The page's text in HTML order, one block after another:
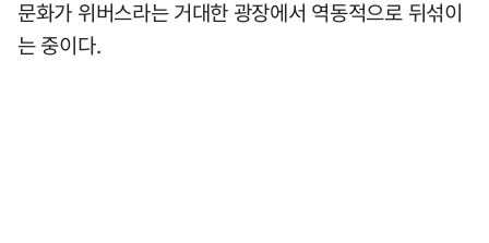
문화가 위버스라는 거대한 광장에서 역동적으로 뒤섞이
는 중이다.